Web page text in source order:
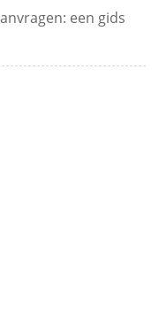
een gids